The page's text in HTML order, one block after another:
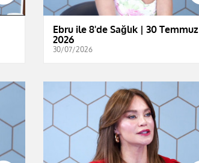
Ebru ile 8'de Sağlık | 30 Temmuz
2026
30/07/2026